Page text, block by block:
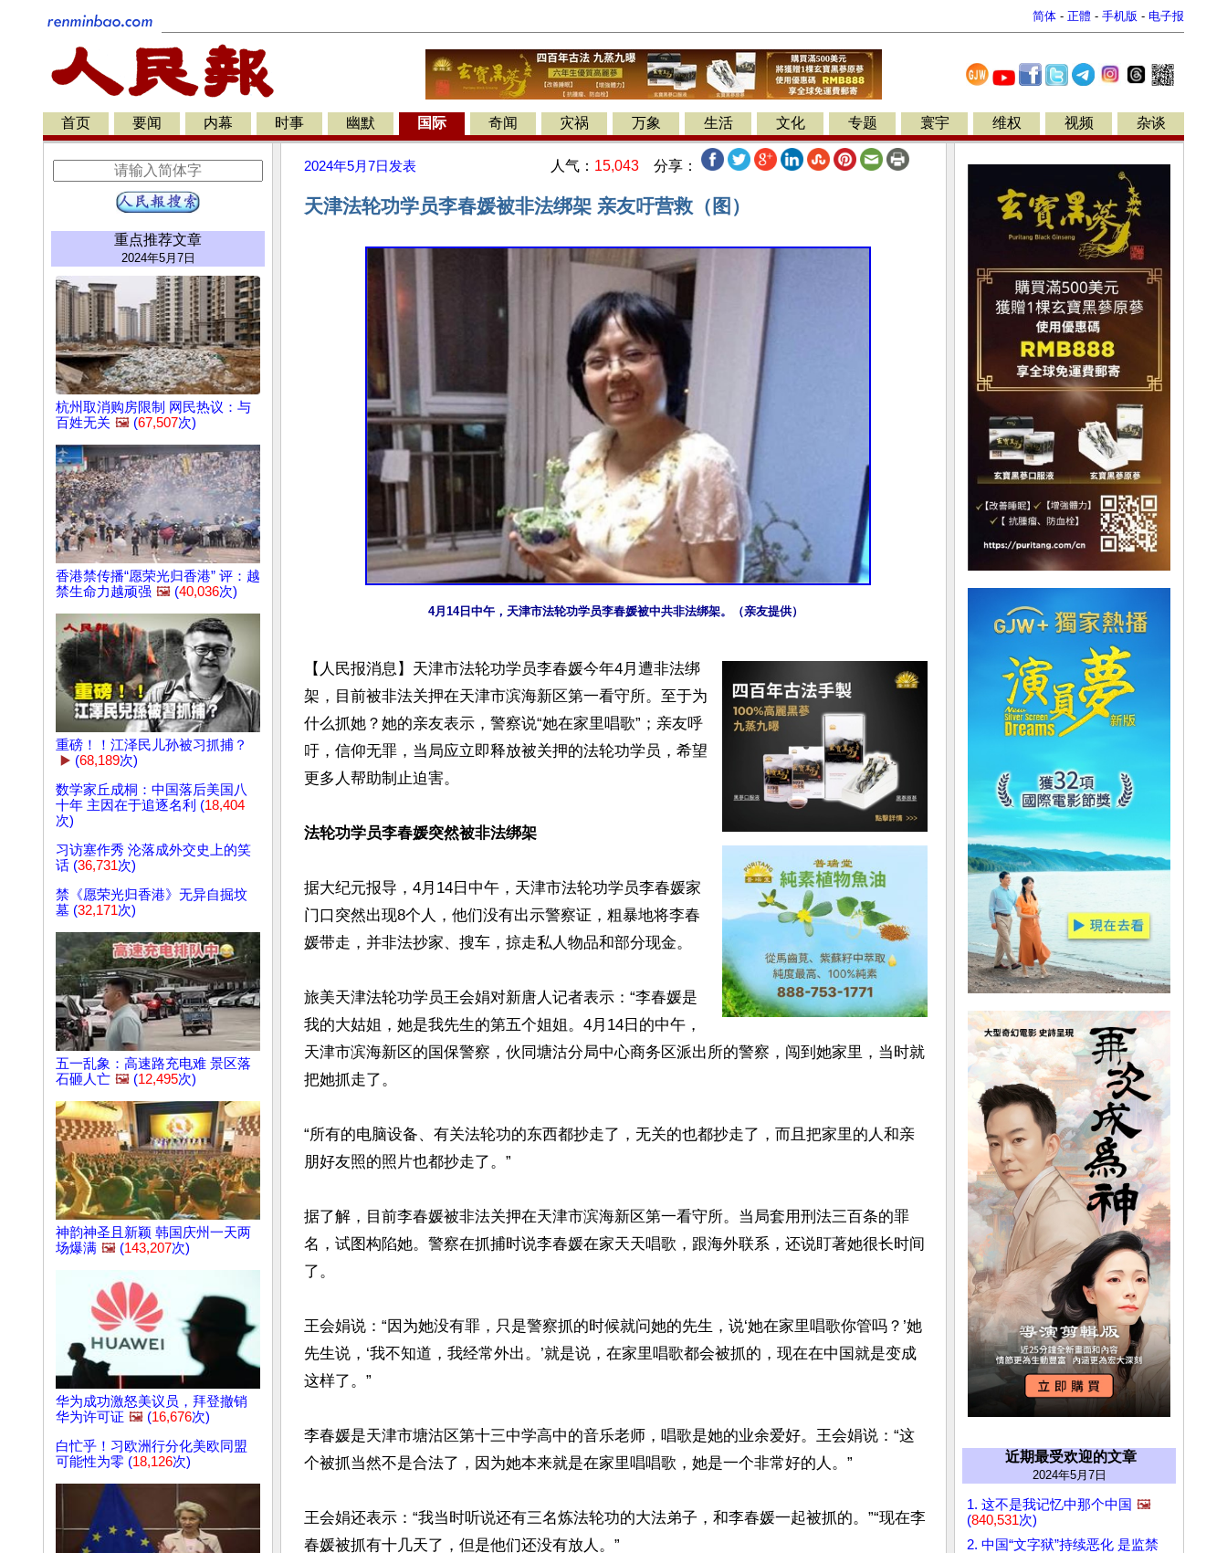
简体 - 正體 - 手机版 - 电子报
首页 要闻 内幕 时事 幽默 国际 奇闻 灾祸 万象 生活 文化 专题 寰宇 维权 视频 杂谈
重点推荐文章
2024年5月7日
杭州取消购房限制 网民热议：与
百姓无关 🖼️ (67,507次)
香港禁传播“愿荣光归香港” 评：越
禁生命力越顽强 🖼️ (40,036次)
重磅！！江泽民儿孙被习抓捕？
▶️ (68,189次)
数学家丘成桐：中国落后美国八
十年 主因在于追逐名利 (18,404
次)
习访塞作秀 沦落成外交史上的笑
话 (36,731次)
禁《愿荣光归香港》无异自掘坟
墓 (32,171次)
五一乱象：高速路充电难 景区落
石砸人亡 🖼️ (12,495次)
神韵神圣且新颖 韩国庆州一天两
场爆满 🖼️ (143,207次)
华为成功激怒美议员，拜登撤销
华为许可证 🖼️ (16,676次)
白忙乎！习欧洲行分化美欧同盟
可能性为零 (18,126次)
2024年5月7日 发表 人气： 15,043 分享：
天津法轮功学员李春媛被非法绑架 亲友吁营救（图）
4月14日中午，天津市法轮功学员李春媛被中共非法绑架。（亲友提供）
【人民报消息】天津市法轮功学员李春媛今年4月遭非法绑
架，目前被非法关押在天津市滨海新区第一看守所。至于为
什么抓她？她的亲友表示，警察说“她在家里唱歌”；亲友呼
吁，信仰无罪，当局应立即释放被关押的法轮功学员，希望
更多人帮助制止迫害。
法轮功学员李春媛突然被非法绑架
据大纪元报导，4月14日中午，天津市法轮功学员李春媛家
门口突然出现8个人，他们没有出示警察证，粗暴地将李春
媛带走，并非法抄家、搜车，掠走私人物品和部分现金。
旅美天津法轮功学员王会娟对新唐人记者表示：“李春媛是
我的大姑姐，她是我先生的第五个姐姐。4月14日的中午，
天津市滨海新区的国保警察，伙同塘沽分局中心商务区派出所的警察，闯到她家里，当时就
把她抓走了。
“所有的电脑设备、有关法轮功的东西都抄走了，无关的也都抄走了，而且把家里的人和亲
朋好友照的照片也都抄走了。”
据了解，目前李春媛被非法关押在天津市滨海新区第一看守所。当局套用刑法三百条的罪
名，试图构陷她。警察在抓捕时说李春媛在家天天唱歌，跟海外联系，还说盯著她很长时间
了。
王会娟说：“因为她没有罪，只是警察抓的时候就问她的先生，说‘她在家里唱歌你管吗？’她
先生说，‘我不知道，我经常外出。’就是说，在家里唱歌都会被抓的，现在在中国就是变成
这样了。”
李春媛是天津市塘沽区第十三中学高中的音乐老师，唱歌是她的业余爱好。王会娟说：“这
个被抓当然不是合法了，因为她本来就是在家里唱唱歌，她是一个非常好的人。”
王会娟还表示：“我当时听说还有三名炼法轮功的大法弟子，和李春媛一起被抓的。”“现在李
春媛被抓有十几天了，但是他们还没有放人。”
近期最受欢迎的文章
2024年5月7日
1. 这不是我记忆中那个中国 🖼️
(840,531次)
2. 中国“文字狱”持续恶化 是监禁